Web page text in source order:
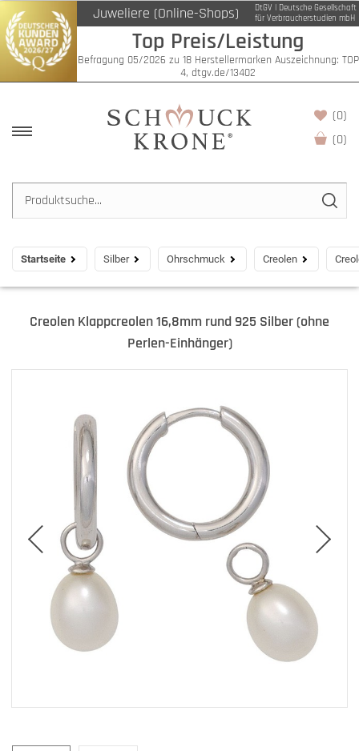
Juweliere (Online-Shops)
DtGV | Deutsche Gesellschaft
für Verbraucherstudien mbH
Top Preis/Leistung
Befragung 05/2026 zu 18 Herstellermarken Auszeichnung: TOP
4, dtgv.de/13402
(0)
(0)
Startseite Silber Ohrschmuck Creolen
Creolen Klappcreolen 16,8mm rund 925 Silber (ohne
Perlen-Einhänger)